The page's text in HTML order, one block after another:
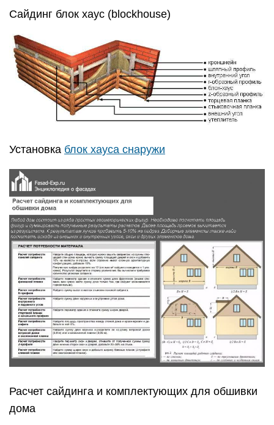
Сайдинг блок хаус (blockhouse)
Установка блок хауса снаружи
Расчет сайдинга и комплектующих для обшивки
дома